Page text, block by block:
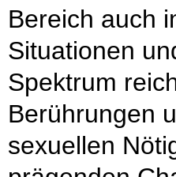
Bereich auch
Situationen
Spektrum
Berührungen
sexuellen